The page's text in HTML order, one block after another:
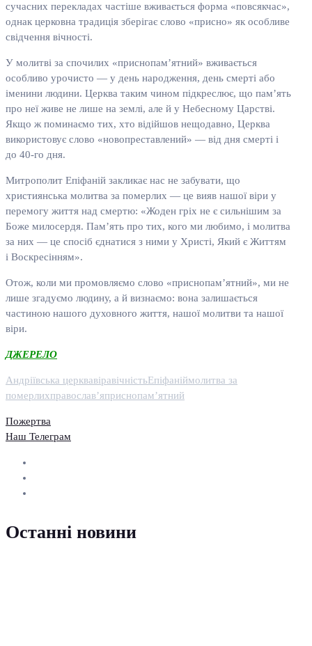
сучасних перекладах частіше вживається форма «повсякчас»,
однак церковна традиція зберігає слово «присно» як особливе
свідчення вічності.
У молитві за спочилих «приснопам’ятний» вживається
особливо урочисто — у день народження, день смерті або
іменини людини. Церква таким чином підкреслює, що пам’ять
про неї живе не лише на землі, але й у Небесному Царстві.
Якщо ж поминаємо тих, хто відійшов нещодавно, Церква
використовує слово «новопреставлений» — від дня смерті і
до 40-го дня.
Митрополит Епіфаній закликає нас не забувати, що
християнська молитва за померлих — це вияв нашої віри у
перемогу життя над смертю: «Жоден гріх не є сильнішим за
Боже милосердя. Пам’ять про тих, кого ми любимо, і молитва
за них — це спосіб єднатися з ними у Христі, Який є Життям
і Воскресінням».
Отож, коли ми промовляємо слово «приснопам’ятний», ми не
лише згадуємо людину, а й визнаємо: вона залишається
частиною нашого духовного життя, нашої молитви та нашої
віри.
ДЖЕРЕЛО
Андріївська церквавіравічністьЕпіфаніймолитва за
померлихправослав’яприснопам’ятний
Пожертва
Наш Телеграм
Останні новини